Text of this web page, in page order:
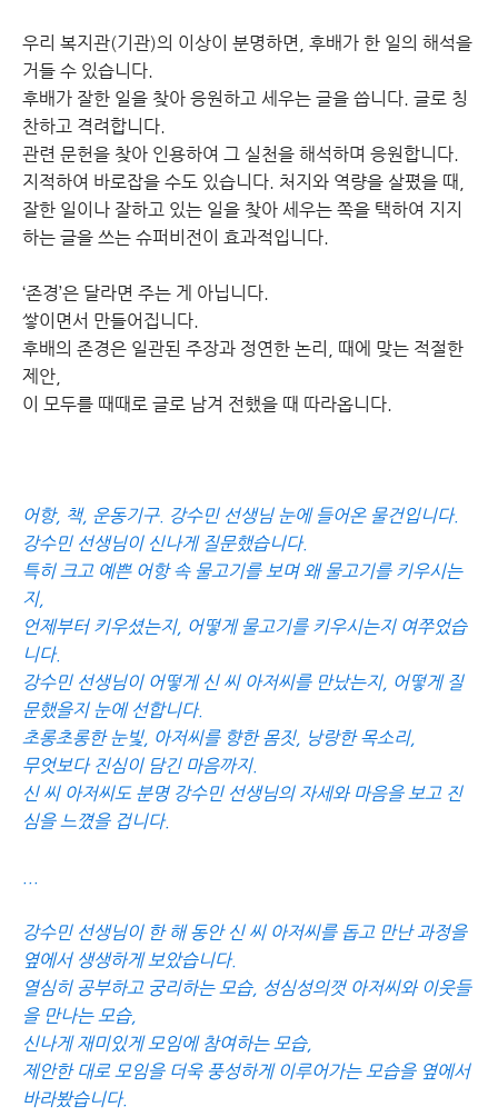
우리 복지관(기관)의 이상이 분명하면, 후배가 한 일의 해석을
거들 수 있습니다.
후배가 잘한 일을 찾아 응원하고 세우는 글을 씁니다. 글로 칭
찬하고 격려합니다.
관련 문헌을 찾아 인용하여 그 실천을 해석하며 응원합니다.
지적하여 바로잡을 수도 있습니다. 처지와 역량을 살폈을 때,
잘한 일이나 잘하고 있는 일을 찾아 세우는 쪽을 택하여 지지
하는 글을 쓰는 슈퍼비전이 효과적입니다.
‘존경’은 달라면 주는 게 아닙니다.
쌓이면서 만들어집니다.
후배의 존경은 일관된 주장과 정연한 논리, 때에 맞는 적절한
제안,
이 모두를 때때로 글로 남겨 전했을 때 따라옵니다.
어항, 책, 운동기구. 강수민 선생님 눈에 들어온 물건입니다.
강수민 선생님이 신나게 질문했습니다.
특히 크고 예쁜 어항 속 물고기를 보며 왜 물고기를 키우시는
지,
언제부터 키우셨는지, 어떻게 물고기를 키우시는지 여쭈었습
니다.
강수민 선생님이 어떻게 신 씨 아저씨를 만났는지, 어떻게 질
문했을지 눈에 선합니다.
초롱초롱한 눈빛, 아저씨를 향한 몸짓, 낭랑한 목소리,
무엇보다 진심이 담긴 마음까지.
신 씨 아저씨도 분명 강수민 선생님의 자세와 마음을 보고 진
심을 느꼈을 겁니다.
강수민 선생님이 한 해 동안 신 씨 아저씨를 돕고 만난 과정을
옆에서 생생하게 보았습니다.
열심히 공부하고 궁리하는 모습, 성심성의껏 아저씨와 이웃들
을 만나는 모습,
신나게 재미있게 모임에 참여하는 모습,
제안한 대로 모임을 더욱 풍성하게 이루어가는 모습을 옆에서
바라봤습니다.